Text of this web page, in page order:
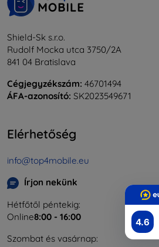
4.6
Shield-Sk s.r.o.
Rudolf Mocka utca 3750/2A
841 04 Bratislava
Cégjegyzékszám: 46701494
ÁFA-azonosító: SK2023549671
Elérhetőség
info@top4mobile.eu
Írjon nekünk
Hétfőtől péntekig:
Online8:00 - 16:00
Szombat és vasárnap: